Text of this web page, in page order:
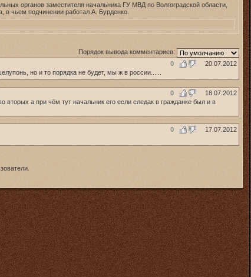
органов заместителя начальника ГУ МВД по Волгоградской области,
в чьем подчинении работал А. Бурденко.
Порядок вывода комментариев:
0
20.07.2012
но и то порядка не будет, мы ж в россии......
0 18.07.2012
вторых а при чём тут начальник его если следак в гражданке был и в
0 17.07.2012